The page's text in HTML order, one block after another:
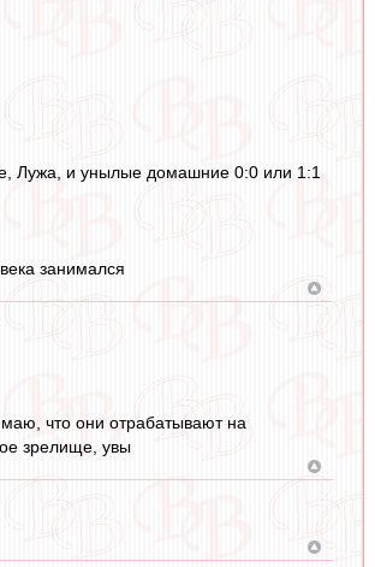
Лужа, и унылые домашние 0:0 или 1:1
занимался
что они отрабатывают на
зрелище, увы